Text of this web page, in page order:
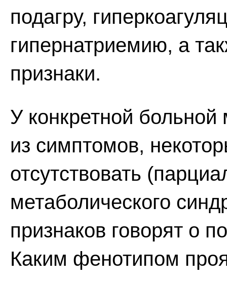
подагру,
гипернатриемию, а
признаки.
У конкретной
из симптомов,
отсутствовать
метаболического
признаков говорят о
Каким фенотипом